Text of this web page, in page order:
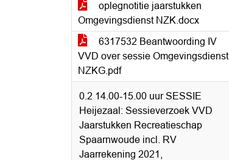
oplegnotitie jaarstukken
Omgevingsdienst NZK.docx
6317532 Beantwoording IV
VVD over sessie Omgevingsdienst
NZKG.pdf
0.2 14.00-15.00 uur SESSIE
Heijezaal: Sessieverzoek VVD
Jaarstukken Recreatieschap
Spaarnwoude incl. RV
Jaarrekening 2021,